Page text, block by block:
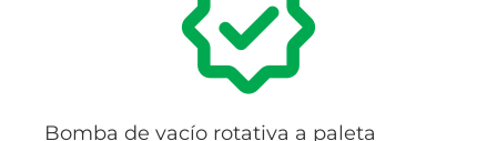
Bomba de vacío rotativa a paleta